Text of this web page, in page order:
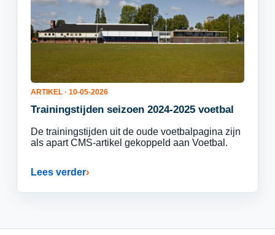
ARTIKEL · 10-05-2026
Trainingstijden seizoen 2024-2025 voetbal
De trainingstijden uit de oude voetbalpagina zijn
als apart CMS-artikel gekoppeld aan Voetbal.
Lees verder